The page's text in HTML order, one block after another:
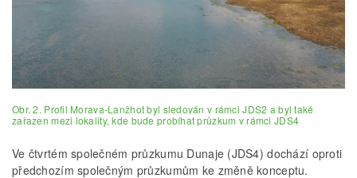
Obr. 2. Profil Morava-Lanžhot byl sledován v rámci JDS2 a byl také
zařazen mezi lokality, kde bude probíhat průzkum v rámci JDS4
Ve čtvrtém společném průzkumu Dunaje (JDS4) dochází oproti
předchozím společným průzkumům ke změně konceptu.